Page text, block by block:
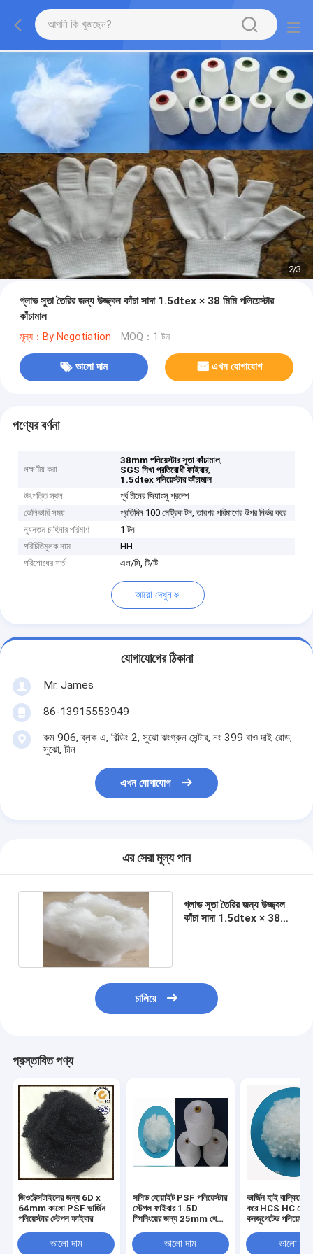
2/3
গ্লাভ সুতা তৈরির জন্য উজ্জ্বল কাঁচা সাদা 1.5dtex × 38 মিমি পলিয়েস্টার
কাঁচামাল
মূল্য：By Negotiation MOQ：1 টন
ভালো দাম এখন যোগাযোগ
পণ্যের বর্ণনা
লক্ষণীয় করা
38mm পলিয়েস্টার সুতা কাঁচামাল,
SGS শিখা প্রতিরোধী ফাইবার,
1.5dtex পলিয়েস্টার কাঁচামাল
উৎপত্তি স্থল
পূর্ব চীনের জিয়াংসু প্রদেশ
ডেলিভারি সময়
প্রতিদিন 100 মেট্রিক টন, তারপর পরিমাণের উপর নির্ভর করে
ন্যূনতম চাহিদার পরিমাণ
1 টন
পরিচিতিমুলক নাম
HH
পরিশোধের শর্ত
এল/সি, টি/টি
আরো দেখুন
যোগাযোগের ঠিকানা
Mr. James
86-13915553949
রুম 906, ব্লক এ, বিল্ডিং 2, সুঝো ঝংগ্রুন সেন্টার, নং 399 বাও দাই রোড,
সুঝো, চীন
এখন যোগাযোগ
এর সেরা মূল্য পান
গ্লাভ সুতা তৈরির জন্য উজ্জ্বল
কাঁচা সাদা 1.5dtex × 38
চালিয়ে
প্রস্তাবিত পণ্য
জিওটেক্সটাইলের জন্য 6D x
64mm কালো PSF ভার্জিন
পলিয়েস্টার স্টেপল ফাইবার
ভালো দাম
সলিড হোয়াইট PSF পলিয়েস্টার
স্টেপল ফাইবার 1.5D
স্পিনিংয়ের জন্য 25mm থেকে
ভালো দাম
ভার্জিন হাই বাল্কিনেস
করে HCS HC
কনজুগেটেড
ভালো দাম